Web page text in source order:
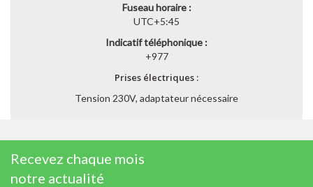
Fuseau horaire :
UTC+5:45
Indicatif téléphonique :
+977
Prises électriques :
Tension 230V, adaptateur nécessaire
Recevez chaque mois
notre actualité